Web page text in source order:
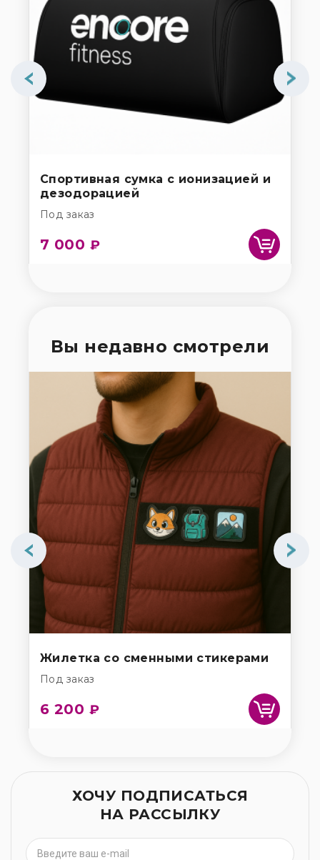
Спортивная сумка с ионизацией и
дезодорацией
Под заказ
7 000 ₽
Вы недавно смотрели
Жилетка со сменными стикерами
Под заказ
6 200 ₽
ХОЧУ ПОДПИСАТЬСЯ
НА РАССЫЛКУ